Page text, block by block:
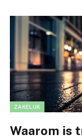
ZAKELIJK
Waarom is